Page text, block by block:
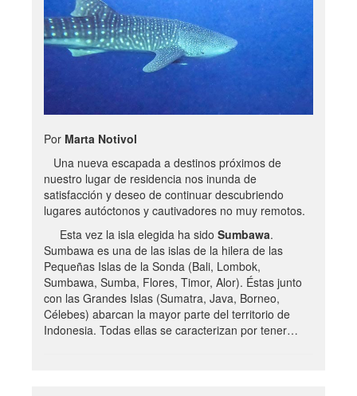
Por Marta Notivol
Una nueva escapada a destinos próximos de
nuestro lugar de residencia nos inunda de
satisfacción y deseo de continuar descubriendo
lugares autóctonos y cautivadores no muy remotos.
Esta vez la isla elegida ha sido Sumbawa.
Sumbawa es una de las islas de la hilera de las
Pequeñas Islas de la Sonda (Bali, Lombok,
Sumbawa, Sumba, Flores, Timor, Alor). Éstas junto
con las Grandes Islas (Sumatra, Java, Borneo,
Célebes) abarcan la mayor parte del territorio de
Indonesia. Todas ellas se caracterizan por tener…